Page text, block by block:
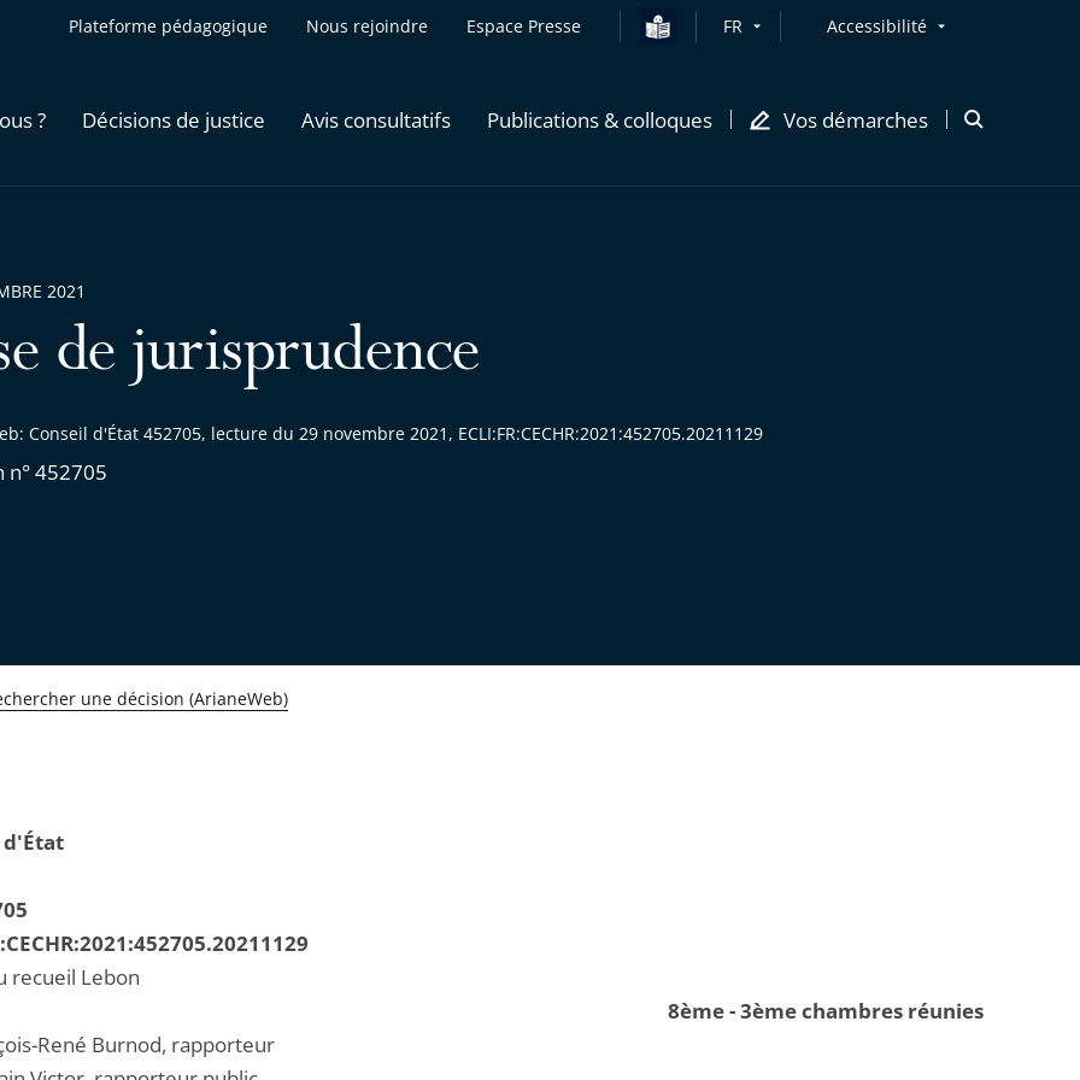
Plateforme pédagogique Nous rejoindre Espace Presse FR Accessibilité
? Décisions de justice Avis consultatifs Publications & colloques Vos démarches
Ouvrir
de jurisprudence
Conseil d'État 452705, lecture du 29 novembre 2021, ECLI:FR:CECHR:2021:452705.20211129
n° 452705
2021
une décision (ArianeWeb)
d'État
recueil Lebon
8ème - 3ème chambres réunies
René Burnod, rapporteur